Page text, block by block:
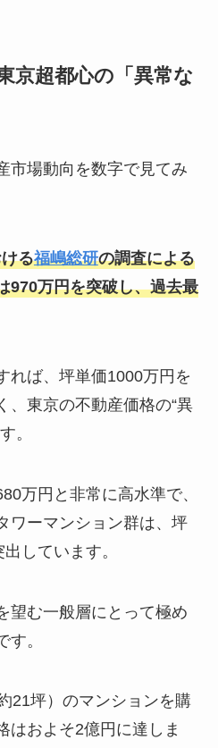
京超都心の「異常な
市場動向を数字で見てみ
る福嶋総研の調査による
970万円を突破し、過去最
れば、坪単価1000万円を
、東京の不動産価格の“異
。
万円と非常に高水準で、
ワーマンション群は、坪
しています。
望む一般層にとって極め
。
21坪）のマンションを購
はおよそ2億円に達しま